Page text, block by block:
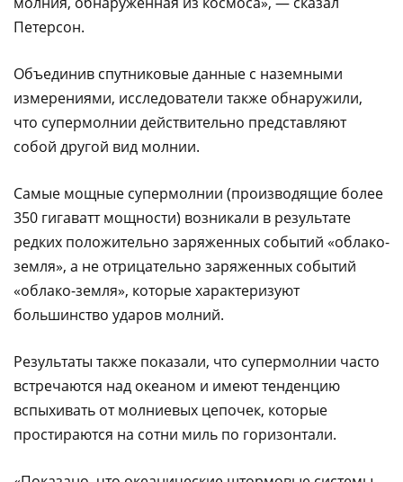
Петерсон.
Объединив спутниковые данные с наземными
измерениями, исследователи также обнаружили,
что супермолнии действительно представляют
собой другой вид молнии.
Самые мощные супермолнии (производящие более
350 гигаватт мощности) возникали в результате
редких положительно заряженных событий «облако-
земля», а не отрицательно заряженных событий
«облако-земля», которые характеризуют
большинство ударов молний.
Результаты также показали, что супермолнии часто
встречаются над океаном и имеют тенденцию
вспыхивать от молниевых цепочек, которые
простираются на сотни миль по горизонтали.